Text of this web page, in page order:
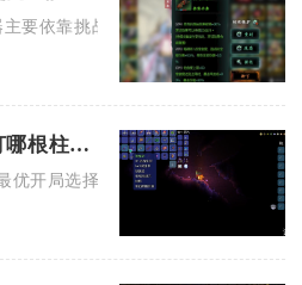
要依靠挑战罪体掉落罪业武器本体
泰拉瑞亚射手先打哪根柱子比较好
优开局选择为星旋柱，优先攻克这根